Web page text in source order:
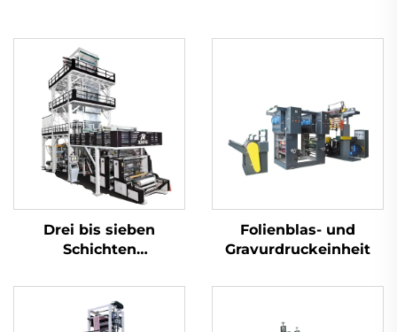
Drei bis sieben
Schichten
Zugdrehfilmblasmaschinen-
Set
Folienblas- und
Gravurdruckeinheit